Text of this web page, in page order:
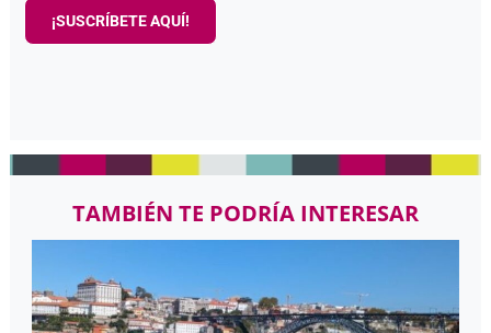
¡SUSCRÍBETE AQUÍ!
TAMBIÉN TE PODRÍA INTERESAR